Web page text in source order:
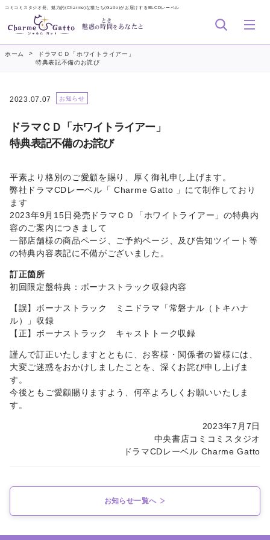
コミコミスタジオ発、魅力的(Charme)な猫たち(Gatto)がお届けするBLCDレーベル
魅惑の 時間
とき
を あなたと
ホーム >
ドラマＣＤ「ホワイトライアー」
特典表記不備のお詫び
2023.07.07 お知らせ
ドラマＣＤ「ホワイトライアー」
特典表記不備のお詫び
平素より格別のご愛顧を賜り、厚く御礼申し上げます。
弊社ドラマCDレーベル「 Charme Gatto 」にて制作しており
ます
2023年9月15日発売ドラマＣＤ「ホワイトライアー」の特典内
容のご案内につきまして
一部店舗様の商品ページ、ご予約ページ、及び告知ツイート等
の特典内容表記に不備がございました。
訂正箇所
初回限定盤特典：ボーナストラック収録内容
【誤】ボーナストラック ミニドラマ「常磐ナル（トキハナ
ル）」収録
【正】ボーナストラック キャストトーク収録
謹んで訂正いたしますとともに、お客様・関係者の皆様には、
大変ご迷惑をおかけしましたことを、深くお詫び申し上げま
す。
今後ともご愛顧賜りますよう、何卒よろしくお願いいたしま
す。
2023年7月7日
中央書店コミコミスタジオ
ドラマCDレーベル Charme Gatto
お知らせ一覧へ